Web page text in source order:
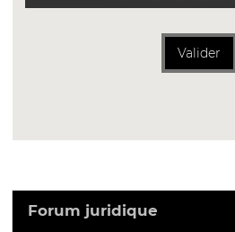
Valider
Forum juridique